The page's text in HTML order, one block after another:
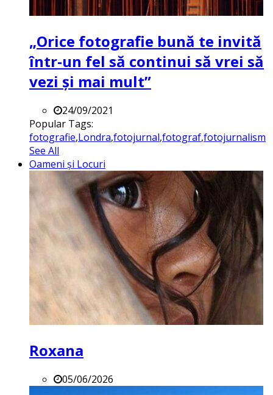
„Orice fotografie bună te invită
într-un fel să continui să vrei să
vezi și mai mult”
24/09/2021
Popular Tags:
fotografie,Londra,fotojurnal,fotograf,fotojurnalism
See All
Oameni și Locuri
Roxana
05/06/2026